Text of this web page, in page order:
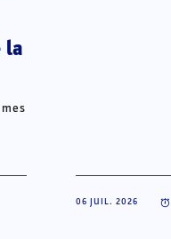
la
06 JUIL. 2026